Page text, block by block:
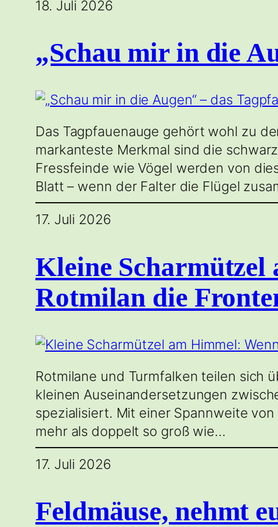
18. Juli 2026
„Schau mir in die
Das Tagpfauenauge gehört wohl zu
markanteste Merkmal sind die
Fressfeinde wie Vögel werden von
Blatt – wenn der Falter die Flügel
17. Juli 2026
Kleine
Rotmilan die
Rotmilane und Turmfalken teilen sich
kleinen Auseinandersetzungen
spezialisiert. Mit einer Spannweite
mehr als doppelt so groß wie…
17. Juli 2026
Feldmäuse, nehmt